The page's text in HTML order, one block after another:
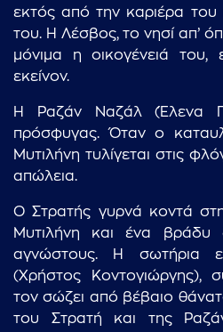
εκτός από την καριέρα του
του. Η Λέσβος, το νησί απ’
μόνιμα η οικογένειά του,
εκείνον.
Η Ραζάν Ναζάλ (Έλενα
πρόσφυγας. Όταν ο
Μυτιλήνη τυλίγεται στις
απώλεια.
Ο Στρατής γυρνά κοντά
Μυτιλήνη και ένα βράδυ
αγνώστους. Η σωτήρια
(Χρήστος Κοντογιώργης),
τον σώζει από βέβαιο
του Στρατή και της